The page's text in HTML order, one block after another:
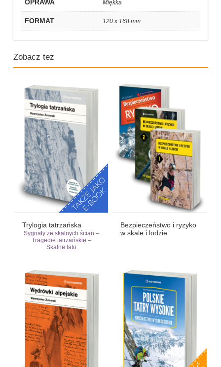
OPRAWA Miękka
FORMAT 120 x 168 mm
Zobacz też
Trylogia tatrzańska
Sygnały ze skalnych ścian –
Tragedie tatrzańskie –
Skalne lato
Bezpieczeństwo i ryzyko
w skale i lodzie